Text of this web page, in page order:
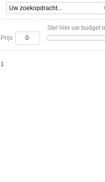
Stel hier uw budget
Prijs
1